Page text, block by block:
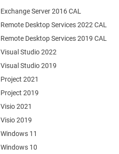
Remote Desktop Services 2022 CAL
Remote Desktop Services 2019 CAL
Exchange Server 2016 CAL
Visual Studio 2022
Visual Studio 2019
Project 2021
Project 2019
Visio 2021
Visio 2019
Windows 11
Windows 10